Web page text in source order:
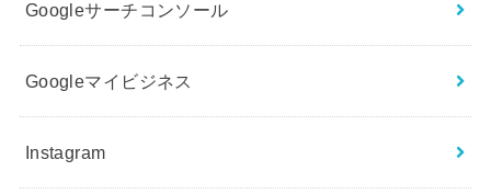
Googleサーチコンソール
Googleマイビジネス
Instagram